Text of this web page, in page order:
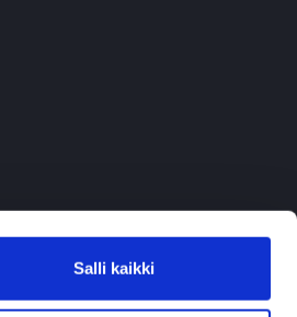
Salli kaikki